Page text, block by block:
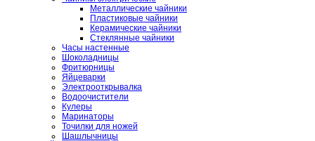
Металлические чайники
Пластиковые чайники
Керамические чайники
Стеклянные чайники
Часы настенные
Шоколадницы
Фритюрницы
Яйцеварки
Электрооткрывалка
Водоочистители
Кулеры
Маринаторы
Точилки для ножей
Шашлычницы